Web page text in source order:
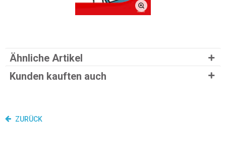
Ähnliche Artikel
Kunden kauften auch
ZURÜCK